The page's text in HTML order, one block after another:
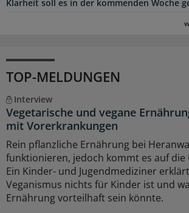
Klarheit soll es in der kommenden Woche
TOP-MELDUNGEN
Interview
Vegetarische und vegane
mit Vorerkrankungen
Rein pflanzliche Ernährung bei
funktionieren, jedoch kommt es auf die
Ein Kinder- und Jugendmediziner
Veganismus nichts für Kinder ist und
Ernährung vorteilhaft sein könnte.